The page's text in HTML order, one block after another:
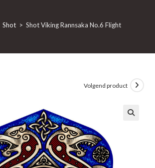
Shot > Shot Viking Rannsaka No.6 Flight
Volgend product